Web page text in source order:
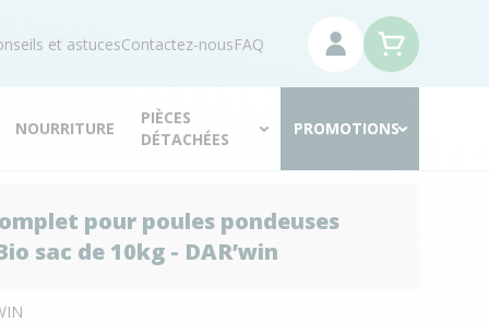
et astucesContactez-nousFAQ
NOURRITURE
PIÈCES
DÉTACHÉES
PROMOTIONS
pour poules pondeuses
sac de 10kg - DAR’win